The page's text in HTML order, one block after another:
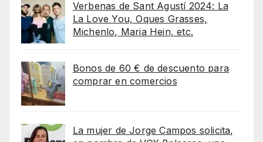
Verbenas de Sant Agustí 2024: La
La Love You, Oques Grasses,
Michenlo, Maria Hein, etc.
Bonos de 60 € de descuento para
comprar en comercios
La mujer de Jorge Campos solicita,